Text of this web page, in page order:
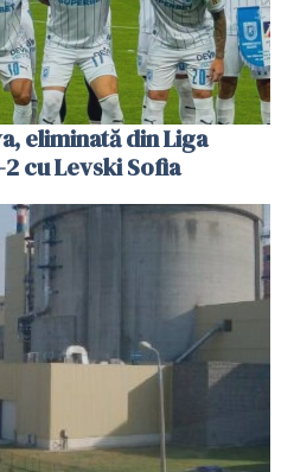
eliminată din Liga
cu Levski Sofia